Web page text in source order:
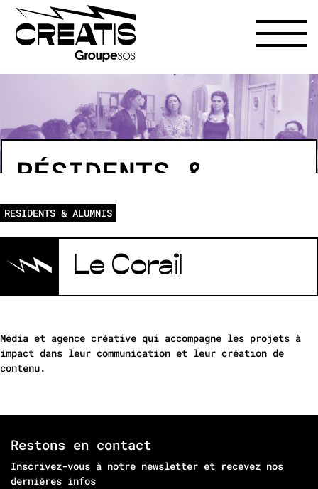
RÉSIDENTS &
ALUMNIS
RESIDENTS & ALUMNIS
Le Corail
Média et agence créative qui accompagne les projets à
impact dans leur communication et leur création de
contenu.
Restons en contact
Inscrivez-vous à notre newsletter et recevez nos
dernières infos